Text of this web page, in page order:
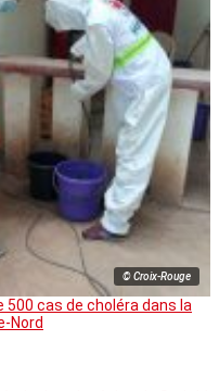
© Croix-Rouge
500 cas de choléra dans la
Nord